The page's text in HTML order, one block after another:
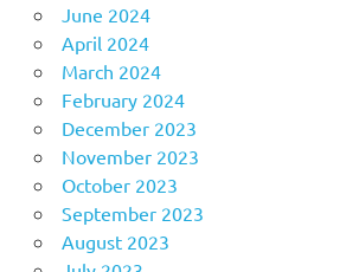
June 2024
April 2024
March 2024
February 2024
December 2023
November 2023
October 2023
September 2023
August 2023